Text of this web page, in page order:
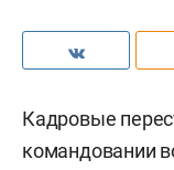
Кадровые
командовании